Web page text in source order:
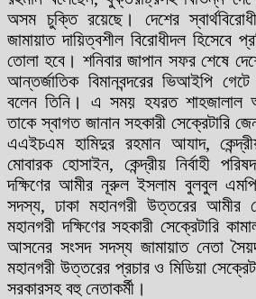
অসম চুক্তি রয়েছে। দেশের
জামায়াত দায়িত্বশীল বিরোধীদল হিসেবে
তোলা হবে। শনিবার জাপান সফর শেষে
আন্তর্জাতিক বিমানবন্দরের ভিআইপি
বলেন তিনি। এ সময় হযরত শাহজালাল
তাকে স্বাগত জানান সহকারী সেক্রেটারি
এএইচএম হামিদুর রহমান আযাদ,
মোবারক হোসাইন, কেন্দ্রীয় নির্বাহী
দক্ষিণের আমীর নূরুল ইসলাম বুলবুল এমপি,
সদস্য, ঢাকা মহানগরী উত্তরের আমীর
মহানগরী দক্ষিণের সহকারী সেক্রেটারি
আসনের সংসদ সদস্য জামায়াত নেতা
মহানগরী উত্তরের প্রচার ও মিডিয়া
সরকারসহ বহু নেতাকর্মী।